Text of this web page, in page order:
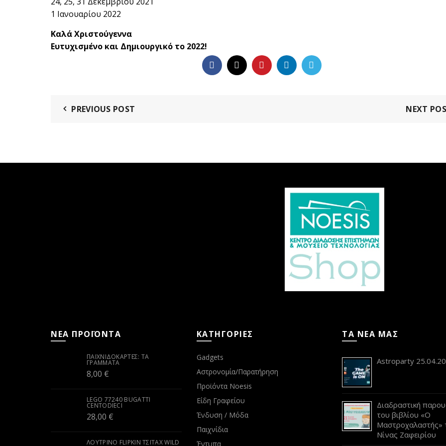
1 Ιανουαρίου 2022
Καλά Χριστούγεννα
Ευτυχισμένο και Δημιουργικό το 2022!
PREVIOUS POST NEXT
ΝΕΑ ΠΡΟΪΟΝΤΑ
ΠΑΙΧΝΙΔΟΚΆΡΤΕΣ: ΤΑ
ΓΡΆΜΜΑΤΑ
8,00 €
LEGO 77240 BUGATTI
CENTODIECI
28,00 €
ΛΟΎΤΡΙΝΟ FLIPKIN ΤΣΙΤΆΧ WILD
ΚΑΤΗΓΟΡΙΕΣ
Gadgets
Αστρονομία/Παρατήρηση
Προϊόντα Noesis
Είδη Γραφείου
Ένδυση / Μόδα
Παιχνίδια
Έντυπα
ΤΑ ΝΕΑ ΜΑΣ
Astroparty
Διαδραστική
του βιβλίου «Ο
Μαστροχαλαστής»
Νίνας Ζαφειρίου